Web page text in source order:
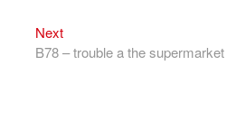
NextNext
post:
B78 – trouble a the supermarket